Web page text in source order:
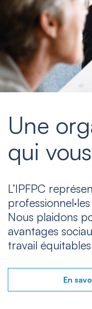
Une
qui
L’IPFPC
Nous plaidons
avantages
travail
En